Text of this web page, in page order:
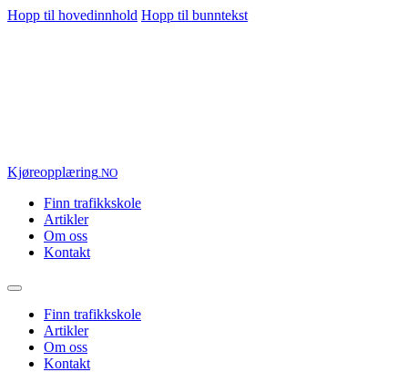
Hopp til hovedinnhold Hopp til bunntekst
Kjøreopplæring.NO
Finn trafikkskole
Artikler
Om oss
Kontakt
Finn trafikkskole
Artikler
Om oss
Kontakt